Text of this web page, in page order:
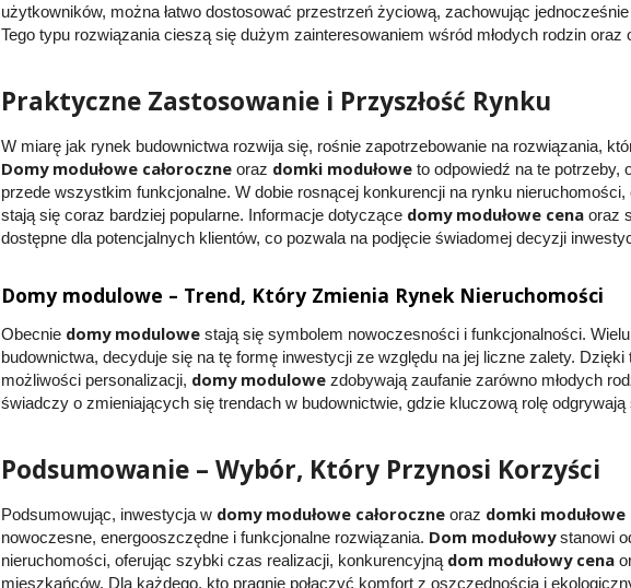
użytkowników, można łatwo dostosować przestrzeń życiową, zachowując
Tego typu rozwiązania cieszą się dużym zainteresowaniem wśród młodych rodzin
Praktyczne Zastosowanie i Przyszłość Rynku
W miarę jak rynek budownictwa rozwija się, rośnie zapotrzebowanie na rozwiązania,
Domy modułowe całoroczneoraz domki modułoweto odpowiedź na te potrzeby,
przede wszystkim funkcjonalne. W dobie rosnącej konkurencji na rynku
stają się coraz bardziej popularne. Informacje dotyczące domy modułowe cenaoraz
dostępne dla potencjalnych klientów, co pozwala na podjęcie świadomej decyzji
Domy modulowe – Trend, Który Zmienia Rynek Nieruchomości
Obecnie domy modulowestają się symbolem nowoczesności i funkcjonalności.
budownictwa, decyduje się na tę formę inwestycji ze względu na jej liczne zalety.
możliwości personalizacji, domy modulowezdobywają zaufanie zarówno młodych
świadczy o zmieniających się trendach w budownictwie, gdzie kluczową rolę
Podsumowanie – Wybór, Który Przynosi Korzyści
Podsumowując, inwestycja w domy modułowe całoroczneoraz domki modułowe
nowoczesne, energooszczędne i funkcjonalne rozwiązania. Dom modułowystanowi
nieruchomości, oferując szybki czas realizacji, konkurencyjną dom modułowy cena
mieszkańców. Dla każdego, kto pragnie połączyć komfort z oszczędnością i